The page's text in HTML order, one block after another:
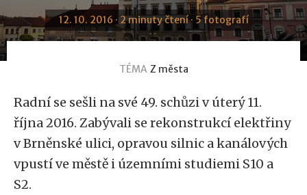
12. 10. 2016 · 2 minuty čtení · 5 fotografí
TÉMA Z města
Radní se sešli na své 49. schůzi v úterý 11.
října 2016. Zabývali se rekonstrukcí elektřiny
v Brněnské ulici, opravou silnic a kanálových
vpustí ve městě i územními studiemi S10 a
S2.